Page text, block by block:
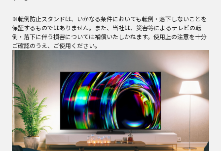
※転倒防止スタンドは、いかなる条件においても転倒・落下しないことを
保証するものではありません。また、当社は、災害等によるテレビの転
倒・落下に伴う損害については補償いたしかねます。使用上の注意を十分
ご確認のうえ、ご使用ください。